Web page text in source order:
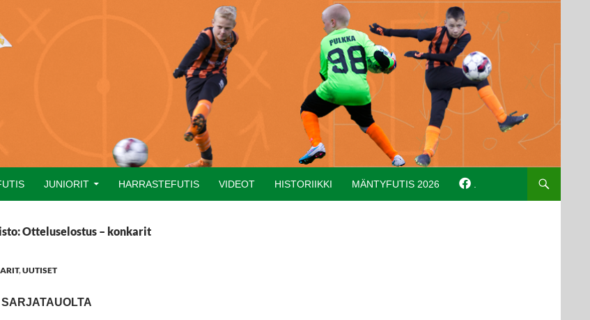
JUNIORIT HARRASTEFUTIS VIDEOT HISTORIIKKI MÄNTYFUTIS 2026
Otteluselostus – konkarit
,UUTISET